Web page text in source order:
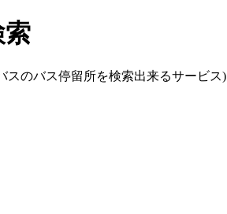
スのバス停留所を検索出来るサービス)